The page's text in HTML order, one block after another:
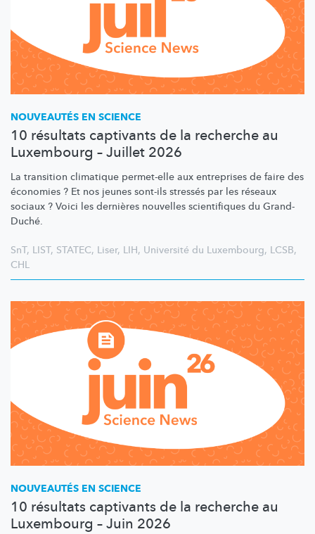
NOUVEAUTÉS EN SCIENCE
10 résultats captivants de la recherche au
Luxembourg – Juillet 2026
La transition climatique permet-elle aux entreprises de faire des
économies ? Et nos jeunes sont-ils stressés par les réseaux
sociaux ? Voici les dernières nouvelles scientifiques du Grand-
Duché.
SnT, LIST, STATEC, Liser, LIH, Université du Luxembourg, LCSB,
CHL
NOUVEAUTÉS EN SCIENCE
10 résultats captivants de la recherche au
Luxembourg – Juin 2026